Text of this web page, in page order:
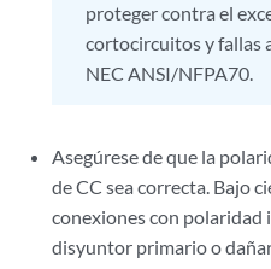
proteger contra el
cortocircuitos y fallas
NEC ANSI/NFPA70.
Asegúrese de que la
de CC sea correcta. Bajo
conexiones con
disyuntor primario o